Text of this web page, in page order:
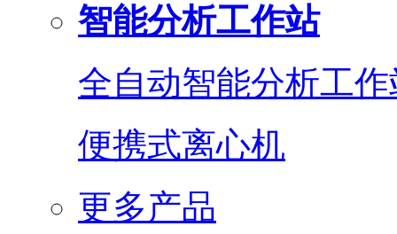
智能分析工作站
全自动智能分析工作
便携式离心机
更多产品